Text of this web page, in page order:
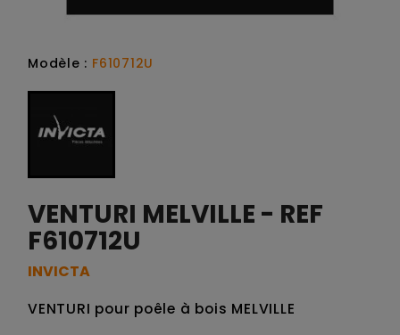
Modèle : F610712U
VENTURI MELVILLE - REF
F610712U
INVICTA
VENTURI pour poêle à bois MELVILLE